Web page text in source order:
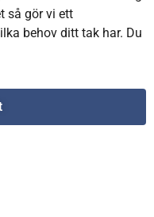
så gör vi ett
behov ditt tak har. Du